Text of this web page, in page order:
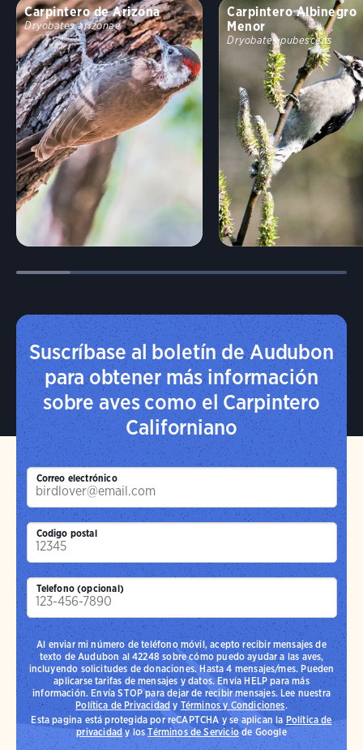
Carpintero de Arizona
Dryobates arizonae
Carpintero Albinegro
Menor
Dryobates pubescens
Suscríbase al boletín de Audubon
para obtener más información
sobre aves como el Carpintero
Californiano
Correo electrónico
Codigo postal
Telefono (opcional)
Al enviar mi número de teléfono móvil, acepto recibir mensajes de
texto de Audubon al 42248 sobre cómo puedo ayudar a las aves,
incluyendo solicitudes de donaciones. Hasta 4 mensajes/mes. Pueden
aplicarse tarifas de mensajes y datos. Envía HELP para más
información. Envía STOP para dejar de recibir mensajes. Lee nuestra
Política de Privacidad y Términos y Condiciones.
Esta pagina está protegida por reCAPTCHA y se aplican laPolítica de
privacidady losTérminos de Serviciode Google